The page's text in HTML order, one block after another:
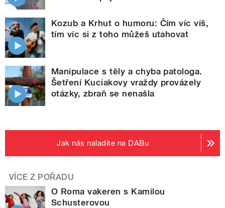
Kozub a Krhut o humoru: Čím víc víš,
tím víc si z toho můžeš utahovat
Manipulace s těly a chyba patologa.
Šetření Kuciakovy vraždy provázely
otázky, zbraň se nenašla
Jak nás naladíte na DABu
VÍCE Z POŘADU
O Roma vakeren s Kamilou
Schusterovou